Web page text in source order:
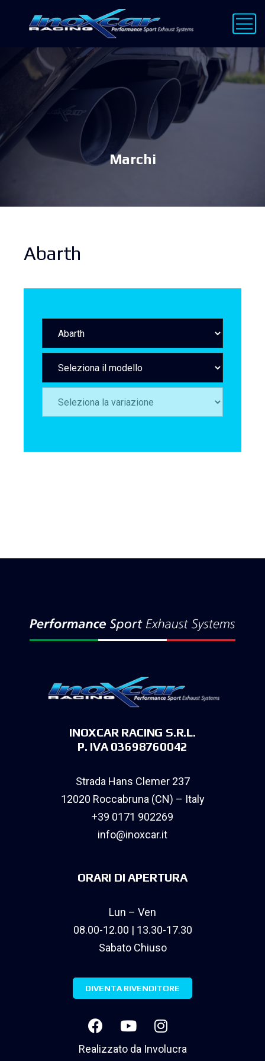
Marchi
Abarth
INOXCAR RACING S.R.L.
P. IVA 03698760042
Strada Hans Clemer 237
12020 Roccabruna (CN) – Italy
+39 0171 902269
info@inoxcar.it
ORARI DI APERTURA
Lun – Ven
08.00-12.00 | 13.30-17.30
Sabato Chiuso
DIVENTA RIVENDITORE
Realizzato da Involucra